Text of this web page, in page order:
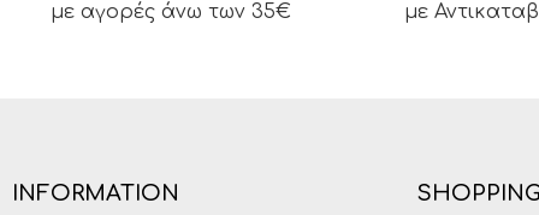
με αγορές άνω των 35€ με
INFORMATION